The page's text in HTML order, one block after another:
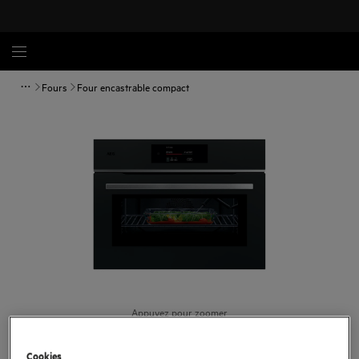
Fours Four encastrable compact
Appuyez pour zoomer
Cookies